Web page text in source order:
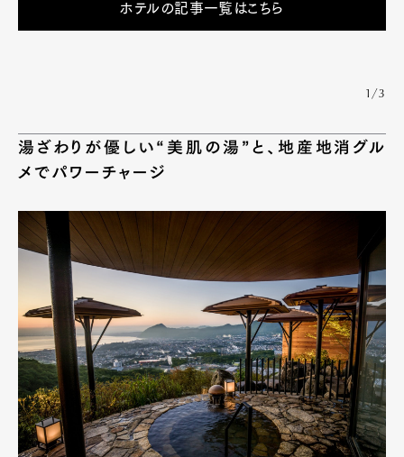
ホテルの記事一覧はこちら
1/3
湯ざわりが優しい“美肌の湯”と、地産地消グル
メでパワーチャージ